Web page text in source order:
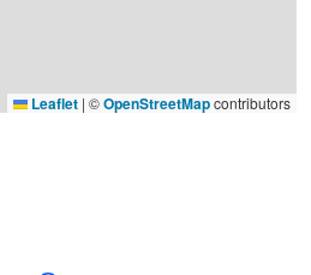
Leaflet | ©OpenStreetMapcontributors